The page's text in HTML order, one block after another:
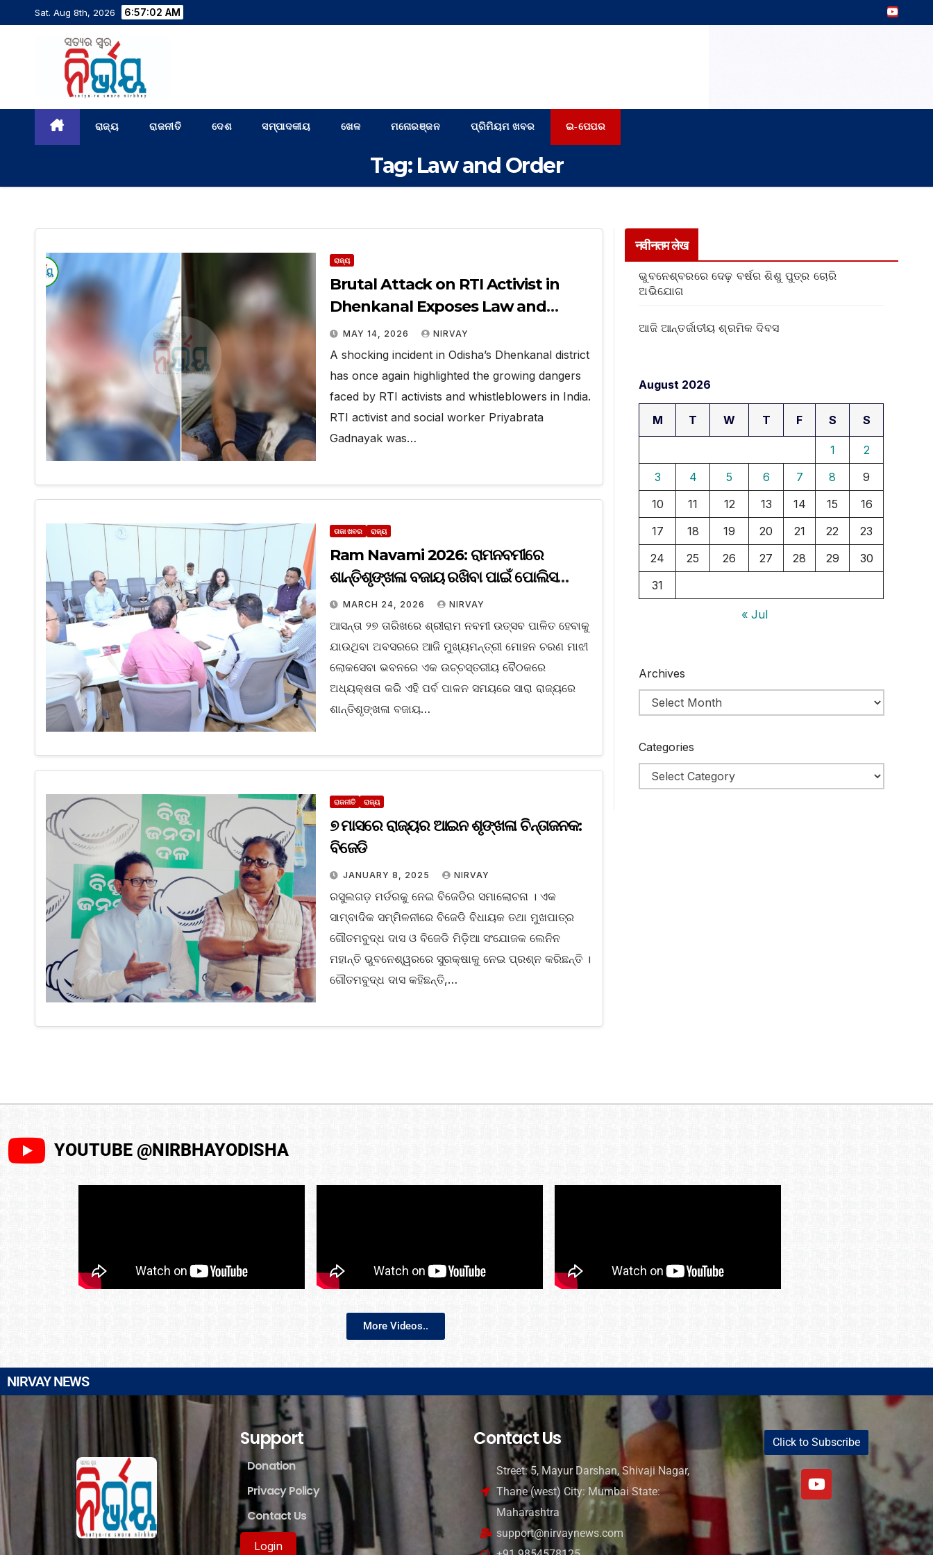
Sat. Aug 8th, 2026 6:57:02 AM
ରାଜ୍ୟ ରାଜନୀତି ଦେଶ ସମ୍ପାଦକୀୟ ଖେଳ ମନୋରଞ୍ଜନ ପ୍ରିମିୟମ ଖବର ଇ-ପେପର
Tag: Law and Order
ରାଜ୍ୟ
Brutal Attack on RTI Activist in
Dhenkanal Exposes Law and
Order
MAY 14, 2026 NIRVAY
A shocking incident in Odisha’s Dhenkanal district
has once again highlighted the growing dangers
faced by RTI activists and whistleblowers in India.
RTI activist and social worker Priyabrata
Gadnayak was…
ତାଜା ଖବର ରାଜ୍ୟ
Ram Navami 2026: ରାମନବମୀରେ
ଶାନ୍ତିଶୃଙ୍ଖଳା ବଜାୟ ରଖିବା ପାଇଁ ପୋଲିସ
ପ୍ରଶାସନକୁ ମୁଖ୍ୟମନ୍ତ୍ରୀଙ୍କ ଦୃଢ଼ ନିର୍ଦ୍ଦେଶ
MARCH 24, 2026 NIRVAY
ଆସନ୍ତା ୨୭ ତାରିଖରେ ଶ୍ରୀରାମ ନବମୀ ଉତ୍ସବ ପାଳିତ ହେବାକୁ
ଯାଉଥିବା ଅବସରରେ ଆଜି ମୁଖ୍ୟମନ୍ତ୍ରୀ ମୋହନ ଚରଣ ମାଝୀ
ଲୋକସେବା ଭବନରେ ଏକ ଉଚ୍ଚସ୍ତରୀୟ ବୈଠକରେ
ଅଧ୍ୟକ୍ଷତା କରି ଏହି ପର୍ବ ପାଳନ ସମୟରେ ସାରା ରାଜ୍ୟରେ
ଶାନ୍ତିଶୃଙ୍ଖଳା ବଜାୟ…
ରାଜନୀତି ରାଜ୍ୟ
୭ ମାସରେ ରାଜ୍ୟର ଆଇନ ଶୃଙ୍ଖଳା ଚିନ୍ତାଜନକ:
ବିଜେଡି
JANUARY 8, 2025 NIRVAY
ରସୁଲଗଡ଼ ମର୍ଡରକୁ ନେଇ ବିଜେଡିର ସମାଲୋଚନା । ଏକ
ସାମ୍ବାଦିକ ସମ୍ମିଳନୀରେ ବିଜେଡି ବିଧାୟକ ତଥା ମୁଖପାତ୍ର
ଗୌତମବୁଦ୍ଧ ଦାସ ଓ ବିଜେଡି ମିଡ଼ିଆ ସଂଯୋଜକ ଲେନିନ
ମହାନ୍ତି ଭୁବନେଶ୍ୱରରେ ସୁରକ୍ଷାକୁ ନେଇ ପ୍ରଶ୍ନ କରିଛନ୍ତି ।
ଗୌତମବୁଦ୍ଧ ଦାସ କହିଛନ୍ତି,…
नवीनतम लेख
ଭୁବନେଶ୍ବରରେ ଦେଢ଼ ବର୍ଷର ଶିଶୁ ପୁତ୍ର ଚୋରି
ଅଭିଯୋଗ
ଆଜି ଆନ୍ତର୍ଜାତୀୟ ଶ୍ରମିକ ଦିବସ
August 2026
M T W T F S S
1
2
3
4 5 6 7 8
9
10
11 12 13 14 15
16
17
18 19 20 21 22
23
24
25 26 27 28 29
30
31
« Jul
Archives
Categories
YOUTUBE @NIRBHAYODISHA
More Videos..
NIRVAY NEWS
Support
Donation
Privacy Policy
Contact Us
Login
Contact Us
Street: 5, Mayur Darshan, Shivaji Nagar,
Thane (west) City: Mumbai State:
Maharashtra
support@nirvaynews.com
Click to Subscribe